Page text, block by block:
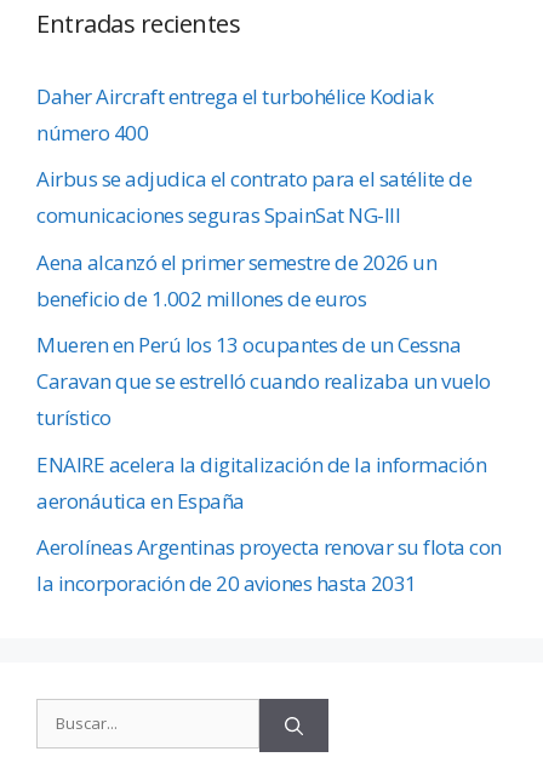
Entradas recientes
Daher Aircraft entrega el turbohélice Kodiak
número 400
Airbus se adjudica el contrato para el satélite de
comunicaciones seguras SpainSat NG-III
Aena alcanzó el primer semestre de 2026 un
beneficio de 1.002 millones de euros
Mueren en Perú los 13 ocupantes de un Cessna
Caravan que se estrelló cuando realizaba un vuelo
turístico
ENAIRE acelera la digitalización de la información
aeronáutica en España
Aerolíneas Argentinas proyecta renovar su flota con
la incorporación de 20 aviones hasta 2031